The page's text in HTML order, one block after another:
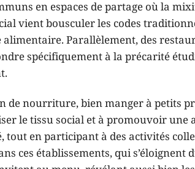
en espaces de partage où la
vient bousculer les codes
Parallèlement, des
spécifiquement à la précarité
de nourriture, bien manger à petits
le tissu social et à promouvoir une
tout en participant à des activités
ces établissements, qui